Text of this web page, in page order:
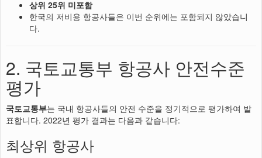
상위 25위 미포함
한국의 저비용 항공사들은 이번 순위에는 포함되지 않았습니
다.
2. 국토교통부 항공사 안전수준
평가
국토교통부는 국내 항공사들의 안전 수준을 정기적으로 평가하여 발
표합니다. 2022년 평가 결과는 다음과 같습니다:
최상위 항공사